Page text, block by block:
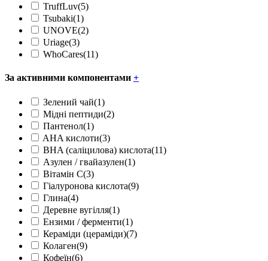
TruffLuv(5)
Tsubaki(1)
UNOVE(2)
Uriage(3)
WhoCares(11)
За активними компонентами +
Зелений чай(1)
Мідні пептиди(2)
Пантенол(1)
AHA кислоти(3)
BHA (саліцилова) кислота(11)
Азулен / гвайазулен(1)
Вітамін С(3)
Гіалуронова кислота(9)
Глина(4)
Деревне вугілля(1)
Ензими / ферменти(1)
Кераміди (цераміди)(7)
Колаген(9)
Кофеїн(6)